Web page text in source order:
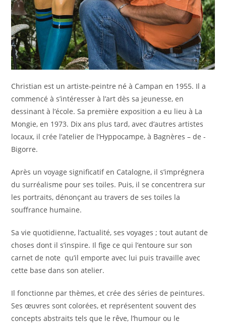
Christian est un artiste-peintre né à Campan en 1955. Il a
commencé à s’intéresser à l’art dès sa jeunesse, en
dessinant à l’école. Sa première exposition a eu lieu à La
Mongie, en 1973. Dix ans plus tard, avec d’autres artistes
locaux, il crée l’atelier de l’Hyppocampe, à Bagnères – de -
Bigorre.
Après un voyage significatif en Catalogne, il s’imprégnera
du surréalisme pour ses toiles. Puis, il se concentrera sur
les portraits, dénonçant au travers de ses toiles la
souffrance humaine.
Sa vie quotidienne, l’actualité, ses voyages ; tout autant de
choses dont il s’inspire. Il fige ce qui l’entoure sur son
carnet de note qu’il emporte avec lui puis travaille avec
cette base dans son atelier.
Il fonctionne par thèmes, et crée des séries de peintures.
Ses œuvres sont colorées, et représentent souvent des
concepts abstraits tels que le rêve, l’humour ou le